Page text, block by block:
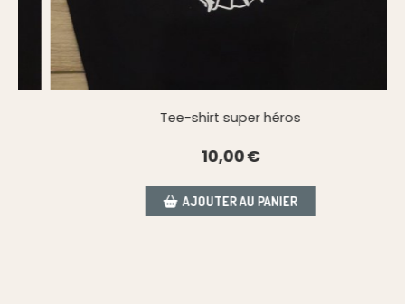
Tee-shirt super héros
10,00€
AJOUTER AU PANIER